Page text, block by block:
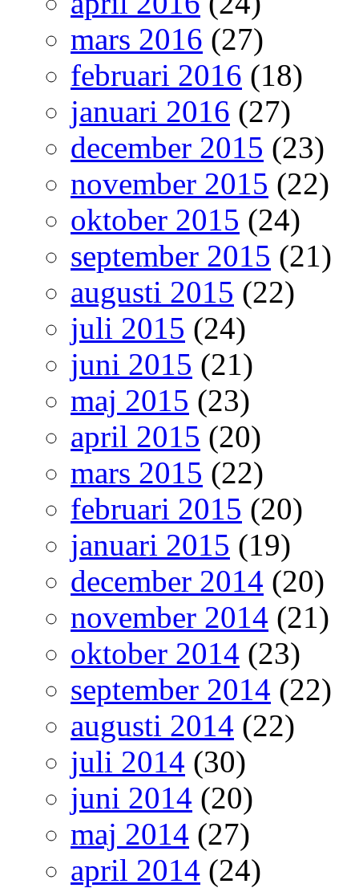
mars 2016 (27)
februari 2016 (18)
januari 2016 (27)
december 2015 (23)
november 2015 (22)
oktober 2015 (24)
september 2015 (21)
augusti 2015 (22)
juli 2015 (24)
juni 2015 (21)
maj 2015 (23)
april 2015 (20)
mars 2015 (22)
februari 2015 (20)
januari 2015 (19)
december 2014 (20)
november 2014 (21)
oktober 2014 (23)
september 2014 (22)
augusti 2014 (22)
juli 2014 (30)
juni 2014 (20)
maj 2014 (27)
april 2014 (24)